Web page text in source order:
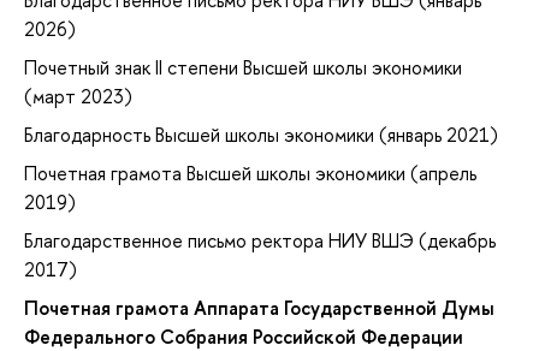
2026)
Почетный знак II степени Высшей школы экономики
(март 2023)
Благодарность Высшей школы экономики (январь 2021)
Почетная грамота Высшей школы экономики (апрель
2019)
Благодарственное письмо ректора НИУ ВШЭ (декабрь
2017)
Почетная грамота Аппарата Государственной Думы
Федерального Собрания Российской Федерации